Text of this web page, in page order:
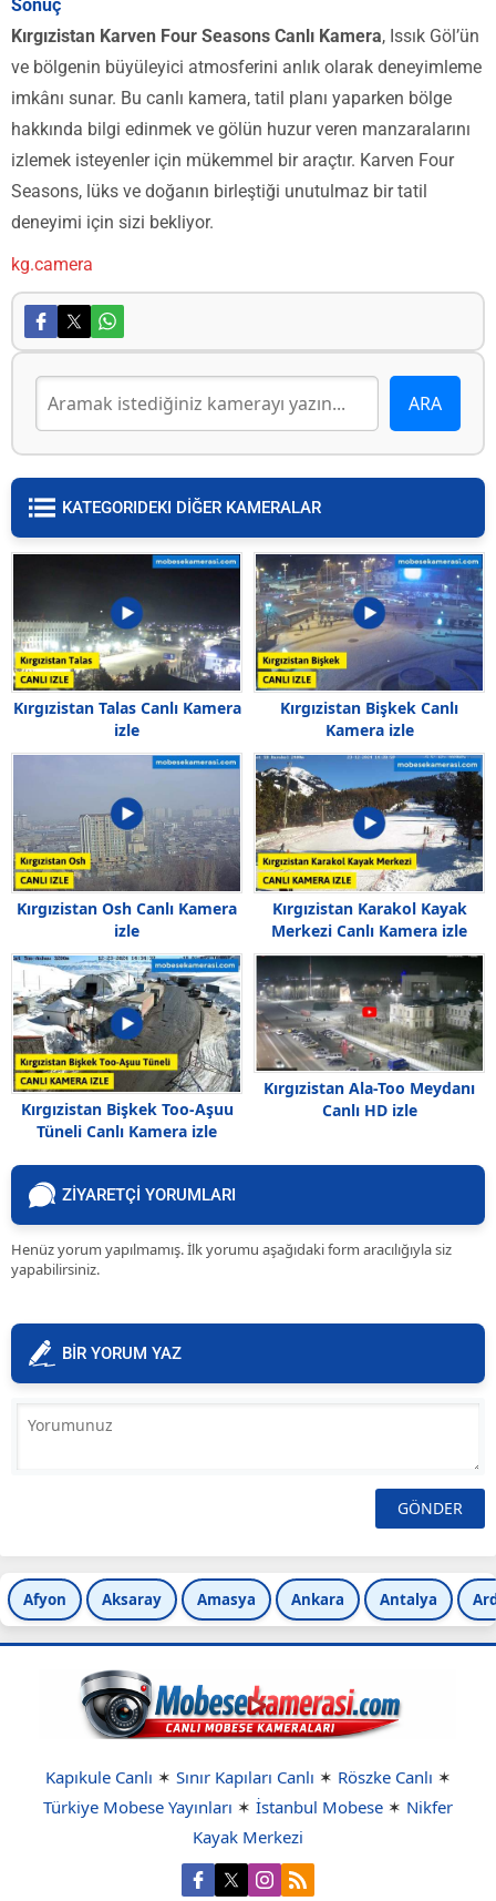
Sonuç
Kırgızistan Karven Four Seasons Canlı Kamera, Issık Göl’ün
ve bölgenin büyüleyici atmosferini anlık olarak deneyimleme
imkânı sunar. Bu canlı kamera, tatil planı yaparken bölge
hakkında bilgi edinmek ve gölün huzur veren manzaralarını
izlemek isteyenler için mükemmel bir araçtır. Karven Four
Seasons, lüks ve doğanın birleştiği unutulmaz bir tatil
deneyimi için sizi bekliyor.
kg.camera
KATEGORIDEKI DİĞER KAMERALAR
Kırgızistan Talas Canlı Kamera
izle
Kırgızistan Bişkek Canlı
Kamera izle
Kırgızistan Osh Canlı Kamera
izle
Kırgızistan Karakol Kayak
Merkezi Canlı Kamera izle
Kırgızistan Bişkek Too-Aşuu
Tüneli Canlı Kamera izle
Kırgızistan Ala-Too Meydanı
Canlı HD izle
ZİYARETÇİ YORUMLARI
Henüz yorum yapılmamış. İlk yorumu aşağıdaki form aracılığıyla siz
yapabilirsiniz.
BİR YORUM YAZ
Afyon Aksaray Amasya Ankara Antalya
Kapıkule Canlı ✶ Sınır Kapıları Canlı ✶ Röszke Canlı ✶
Türkiye Mobese Yayınları ✶ İstanbul Mobese ✶ Nikfer
Kayak Merkezi